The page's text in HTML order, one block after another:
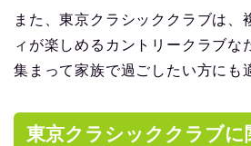
また、東京クラシッククラブは、
ィが楽しめるカントリークラブな
集まって家族で過ごしたい方にも
東京クラシッククラブに